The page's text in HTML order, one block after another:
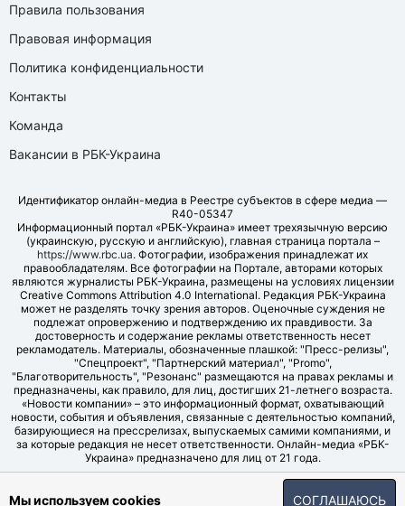
Правила пользования
Правовая информация
Политика конфиденциальности
Контакты
Команда
Вакансии в РБК-Украина
Идентификатор онлайн-медиа в Реестре субъектов в сфере медиа —
R40-05347
Информационный портал «РБК-Украина» имеет трехязычную версию
(украинскую, русскую и английскую), главная страница портала –
https://www.rbc.ua. Фотографии, изображения принадлежат их
правообладателям. Все фотографии на Портале, авторами которых
являются журналисты РБК-Украина, размещены на условиях лицензии
Creative Commons Attribution 4.0 International. Редакция РБК-Украина
может не разделять точку зрения авторов. Оценочные суждения не
подлежат опровержению и подтверждению их правдивости. За
достоверность и содержание рекламы ответственность несет
рекламодатель. Материалы, обозначенные плашкой: "Пресс-релизы",
"Спецпроект", "Партнерский материал", "Promo",
"Благотворительность", "Резонанс" размещаются на правах рекламы и
предназначены, как правило, для лиц, достигших 21-летнего возраста.
«Новости компании» – это информационный формат, охватывающий
новости, события и объявления, связанные с деятельностью компаний,
базирующиеся на прессрелизах, выпускаемых самими компаниями, и
за которые редакция не несет ответственности. Онлайн-медиа «РБК-
Украина» предназначено для лиц от 21 года.
© LLC "UBT MEDIA", 2006-2026.
Мы используем cookies СОГЛАШАЮСЬ